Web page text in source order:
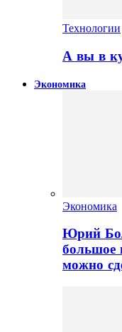
Технологии
А вы в
Экономика
Экономика
Юрий
большое
можно